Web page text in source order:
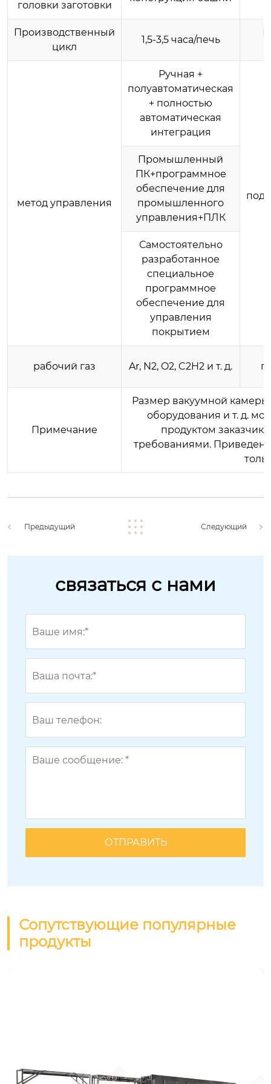
головки заготовки
Производственный
цикл
1,5-3,5 часа/печь
метод управления
Ручная +
полуавтоматическая
+ полностью
автоматическая
интеграция
Промышленный
ПК+программное
обеспечение для
промышленного
управления+ПЛК
Самостоятельно
разработанное
специальное
программное
обеспечение для
управления
покрытием
рабочий газ Ar, N2, O2, C2H2 и т. д.
Примечание
Размер вакуумной
оборудования и т. д.
продуктом
требованиями.
Предыдущий Следующий
связаться с нами
Сопутствующие популярные
продукты